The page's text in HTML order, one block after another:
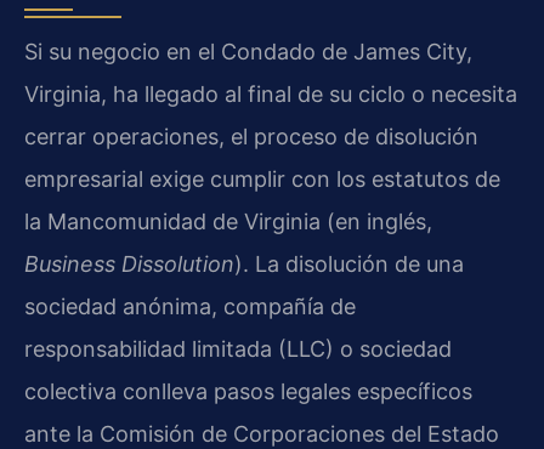
Si su negocio en el Condado de James City,
Virginia, ha llegado al final de su ciclo o necesita
cerrar operaciones, el proceso de disolución
empresarial exige cumplir con los estatutos de
la Mancomunidad de Virginia (en inglés,
Business Dissolution). La disolución de una
sociedad anónima, compañía de
responsabilidad limitada (LLC) o sociedad
colectiva conlleva pasos legales específicos
ante la Comisión de Corporaciones del Estado